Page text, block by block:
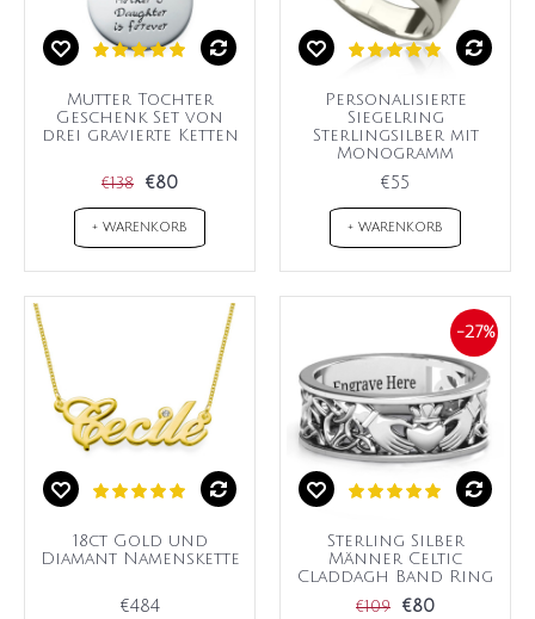
Mutter Tochter
Geschenk Set von
drei gravierte Ketten
€138 €80
+ WARENKORB
Personalisierte
Siegelring
Sterlingsilber mit
Monogramm
€55
+ WARENKORB
18ct Gold und
Diamant Namenskette
€484
-27%
Sterling Silber
Männer Celtic
Claddagh Band Ring
€109 €80